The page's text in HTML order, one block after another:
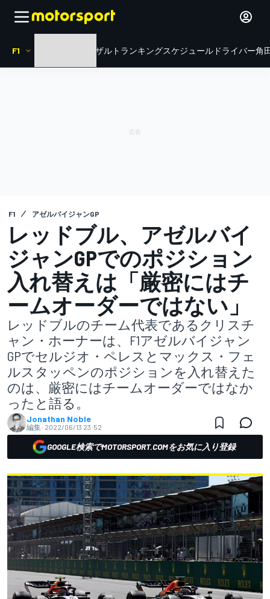
F1 リザルト ランキングスケジュール ドライバー角
F1 アゼルバイジャンGP
レッドブル、アゼルバイ
ジャンGPでのポジション
入れ替えは「厳密にはチ
ームオーダーではない」
レッドブルのチーム代表であるクリスチ
ャン・ホーナーは、F1アゼルバイジャン
GPでセルジオ・ペレスとマックス・フェ
ルスタッペンのポジションを入れ替えた
のは、厳密にはチームオーダーではなか
ったと語る。
Jonathan Noble
編集: 2022/06/13 23:52
GOOGLE検索でMOTORSPORT.COMをお気に入り登録